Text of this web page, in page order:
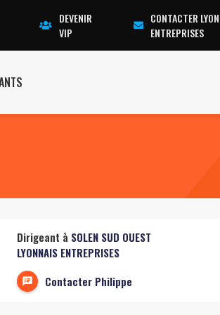
DEVENIR
VIP
CONTACTER LYON
ENTREPRISES
Dirigeant à SOLEN SUD OUEST
LYONNAIS ENTREPRISES
Contacter Philippe